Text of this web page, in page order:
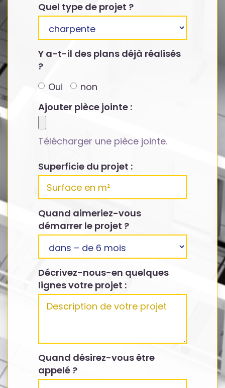
Quel type de projet ?
Y a-t-il des plans déjà réalisés
?
Oui
non
Ajouter pièce jointe :
Télécharger une pièce jointe.
Superficie du projet :
Quand aimeriez-vous
démarrer le projet ?
Décrivez-nous-en quelques
lignes votre projet :
Quand désirez-vous être
appelé ?